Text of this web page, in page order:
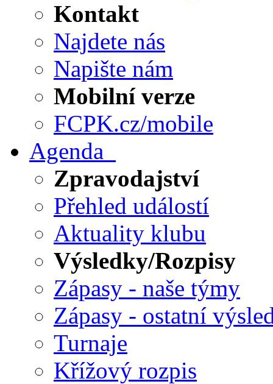
Kontakt
Najdete nás
Napište nám
Mobilní verze
FCPK.cz/mobile
Agenda
Zpravodajství
Přehled událostí
Aktuality klubu
Výsledky/Rozpisy
Zápasy - naše týmy
Zápasy - ostatní
Turnaje
Křížový rozpis